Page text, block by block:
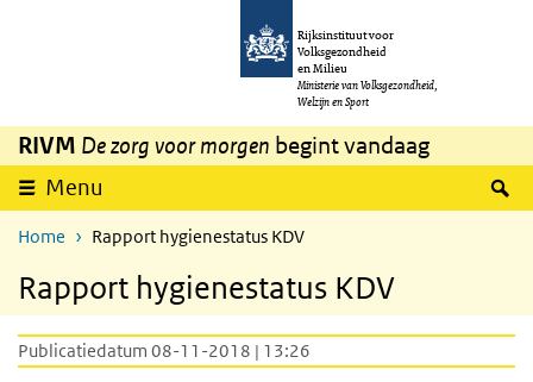
Overslaan en naar de inhoud gaan
Rijksinstituut voor
Volksgezondheid
en Milieu
Ministerie van Volksgezondheid,
Welzijn en Sport
RIVM De zorg voor morgen begint vandaag
Menu
Home Rapport hygienestatus KDV
Rapport hygienestatus KDV
Publicatiedatum 08-11-2018 | 13:26